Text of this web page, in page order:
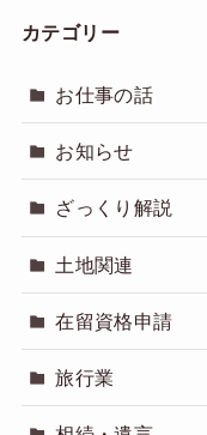
カテゴリー
お仕事の話
お知らせ
ざっくり解説
土地関連
在留資格申請
旅行業